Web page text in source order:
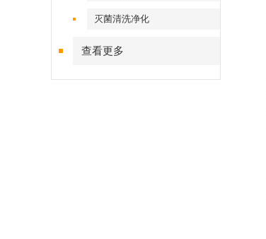
灭菌清洗净化
查看更多